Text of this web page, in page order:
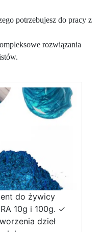
potrzebujesz do pracy z
rozwiązania
do żywicy
10g i 100g. ✓
dzieł